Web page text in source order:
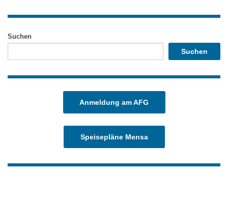
Suchen
Suchen
Anmeldung am AFG
Speisepläne Mensa